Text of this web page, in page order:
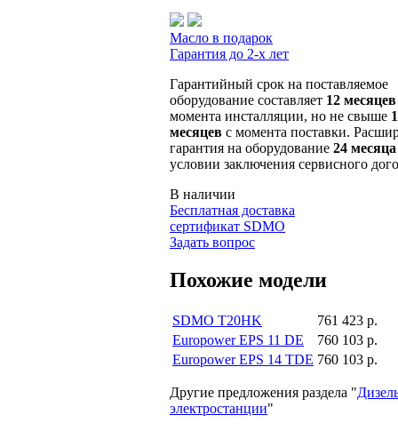
Масло в подарок
Гарантия до 2-х лет
Гарантийный срок на поставляемое
оборудование составляет 12 месяцев
момента инсталляции, но не свыше
месяцев с момента поставки.
гарантия на оборудование 24 месяца
условии заключения сервисного
В наличии
Бесплатная доставка
сертификат SDMO
Задать вопрос
Похожие модели
SDMO T20HK
761 423 р.
Europower EPS 11 DE
760 103 р.
Europower EPS 14 TDE 760 103 р.
Другие предложения раздела "
электростанции"